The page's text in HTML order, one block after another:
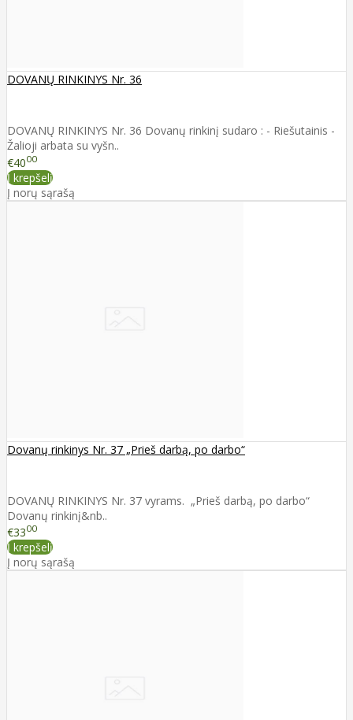
DOVANŲ RINKINYS Nr. 36
DOVANŲ RINKINYS Nr. 36 Dovanų rinkinį sudaro : - Riešutainis -
Žalioji arbata su vyšn..
€4000
Į krepšelį
Į norų sąrašą
Dovanų rinkinys Nr. 37 „Prieš darbą, po darbo“
DOVANŲ RINKINYS Nr. 37 vyrams. „Prieš darbą, po darbo“
Dovanų rinkinį&nb..
€3300
Į krepšelį
Į norų sąrašą